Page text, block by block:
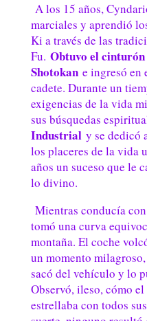
A los 15 años,
marciales y aprendió
Ki a través de las
Fu. Obtuvo el
Shotokane ingresó en
cadete. Durante un
exigencias de la vida
sus búsquedas
Industrialy se dedicó
los placeres de la vida
años un suceso que le
lo divino.
Mientras conducía
tomó una curva
montaña. El coche
un momento
sacó del vehículo y lo
Observó, ileso, cómo
estrellaba con todos